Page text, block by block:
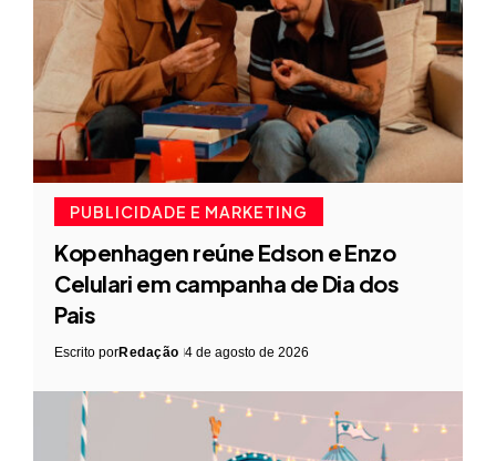
PUBLICIDADE E MARKETING
Kopenhagen reúne Edson e Enzo
Celulari em campanha de Dia dos
Pais
Escrito porRedação 4 de agosto de 2026